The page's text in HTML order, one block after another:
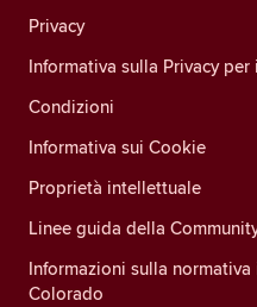
Privacy
Informativa sulla Privacy
Condizioni
Informativa sui Cookie
Proprietà intellettuale
Linee guida della
Informazioni sulla
Colorado